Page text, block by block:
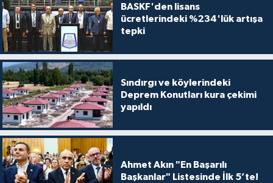
BASKF'den lisans
ücretlerindeki %234'lük artışa
tepki
Sındırgı ve köylerindeki
Deprem Konutları kura çekimi
yapıldı
Ahmet Akın "En Başarılı
Başkanlar" Listesinde İlk 5’te!